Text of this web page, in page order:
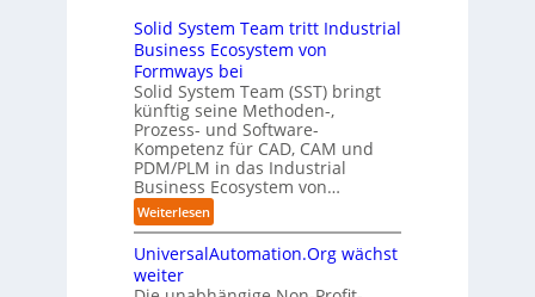
i
b
e
n
u
n
b
e
s
t
z
f
ü
r
d
e
n
G
i
g
a
f
a
c
t
-
C
E
O
h
e
n
z
e
n
t
r
e
n
n
D
T
r
e
f
f
p
u
n
k
t
f
r
p
b
:
D
i
s
r
u
p
t
b
l
i
c
k
Solid System Team tritt Industrial
Business Ecosystem von
Formways bei
Solid System Team (SST) bringt
künftig seine Methoden-,
Prozess- und Software-
Kompetenz für CAD, CAM und
PDM/PLM in das Industrial
Business Ecosystem von…
Weiterlesen:
S
o
i
UniversalAutomation.Org wächst
weiter